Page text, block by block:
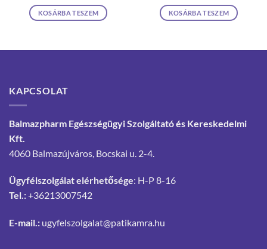
KOSÁRBA TESZEM KOSÁRBA TESZEM
KAPCSOLAT
Balmazpharm Egészségügyi Szolgáltató és Kereskedelmi
Kft.
4060 Balmazújváros, Bocskai u. 2-4.
Ügyfélszolgálat elérhetősége: H-P 8-16
Tel.:+36213007542
E-mail.: ugyfelszolgalat@patikamra.hu